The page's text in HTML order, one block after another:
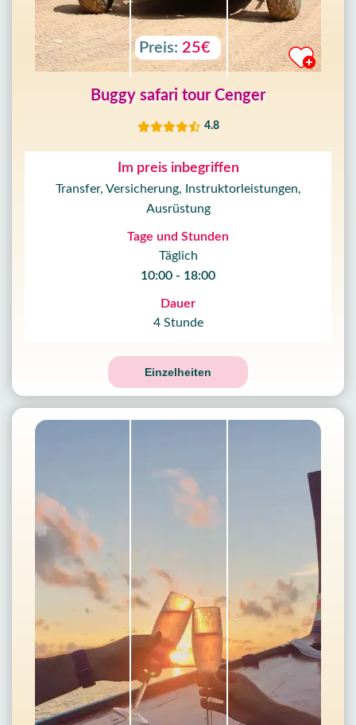
Preis: 25€
Buggy safari tour Cenger
4.8
Im preis inbegriffen
Transfer, Versicherung, Instruktorleistungen,
Ausrüstung
Tage und Stunden
Täglich
10:00 - 18:00
Dauer
4 Stunde
Einzelheiten